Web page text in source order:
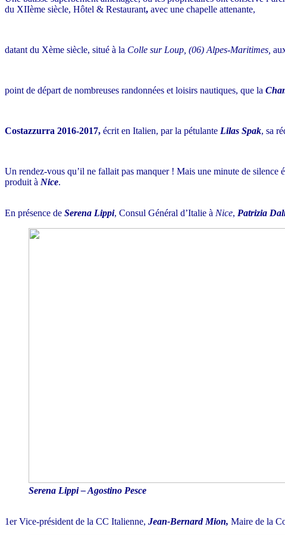
du XIIème siècle, Hôtel & Restaurant, avec une chapelle attenante,
datant du Xème siècle, situé à la Colle sur Loup, (06) Alpes-Maritimes,
point de départ de nombreuses randonnées et loisirs nautiques, que la
Costazzurra 2016-2017, écrit en Italien, par la pétulante Lilas Spak, sa
Un rendez-vous qu’il ne fallait pas manquer ! Mais une minute de silence
produit à Nice.
En présence de Serena Lippi, Consul Général d’Italie à Nice, Patrizia
Serena Lippi – Agostino Pesce
1er Vice-président de la CC Italienne, Jean-Bernard Mion, Maire de la